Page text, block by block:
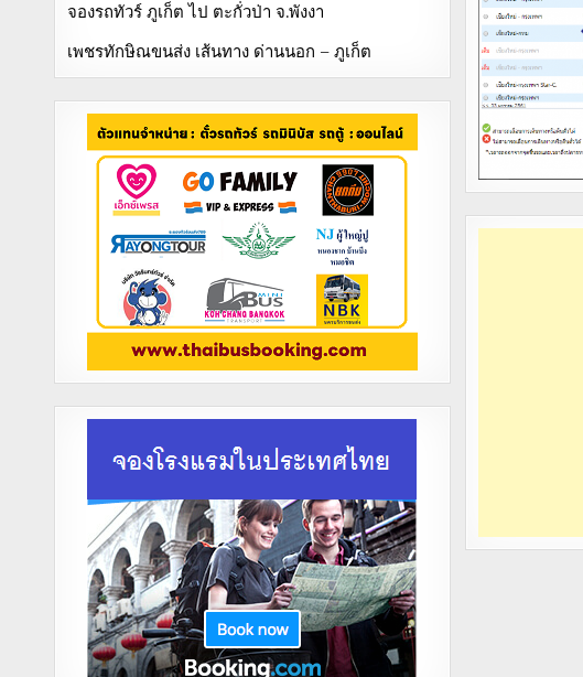
จองรถทัวร์ ภูเก็ต ไป ตะกั่วป่า จ.พังงา
เพชรทักษิณขนส่ง เส้นทาง ด่านนอก – ภูเก็ต